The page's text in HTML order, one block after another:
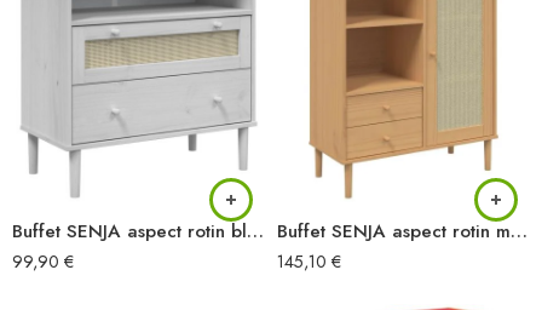
Buffet SENJA aspect rotin blanc 80x40x80 cm bois massif de pin
99,90 €
Buffet SENJA aspect rotin marron 90x40x112cm bois massif de pin
145,10 €